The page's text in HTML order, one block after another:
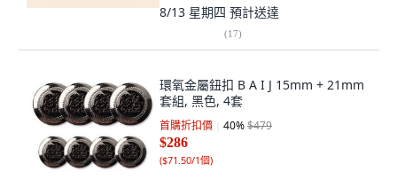
8/13 星期四 預計送達
(17)
環氧金屬鈕扣 B A I J 15mm + 21mm
套組, 黑色, 4套
首購折扣價 40%$479
$286
($71.50/1個)